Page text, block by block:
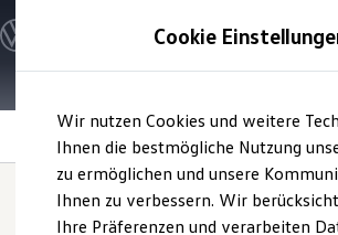
Hauptinhalt
springen
Footer
springen
Modelle und Konfigurator
Konfigurator
Modelle vergleichen
Elektroautos
ENERGY Sondermodelle
Nutzfahrzeuge
SUV und CUV
Familienautos
Kombis
Information
Cookie
Wir nutzen Cookies und weitere
Ihnen die bestmögliche Nutzung
zu ermöglichen und unsere
Ihnen zu verbessern. Wir
Ihre Präferenzen und verarbeiten